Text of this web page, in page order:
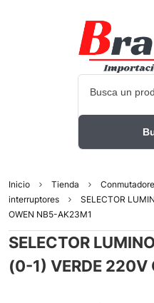
Inicio Tienda
interruptores
SELECTOR
OWEN NB5-AK23M1
SELECTOR
(0-1) VERDE 220V